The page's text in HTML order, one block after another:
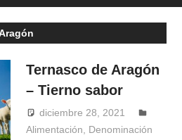
Ternasco de Aragón
– Tierno sabor
diciembre 28, 2021
Windrose
Alimentación, Denominación